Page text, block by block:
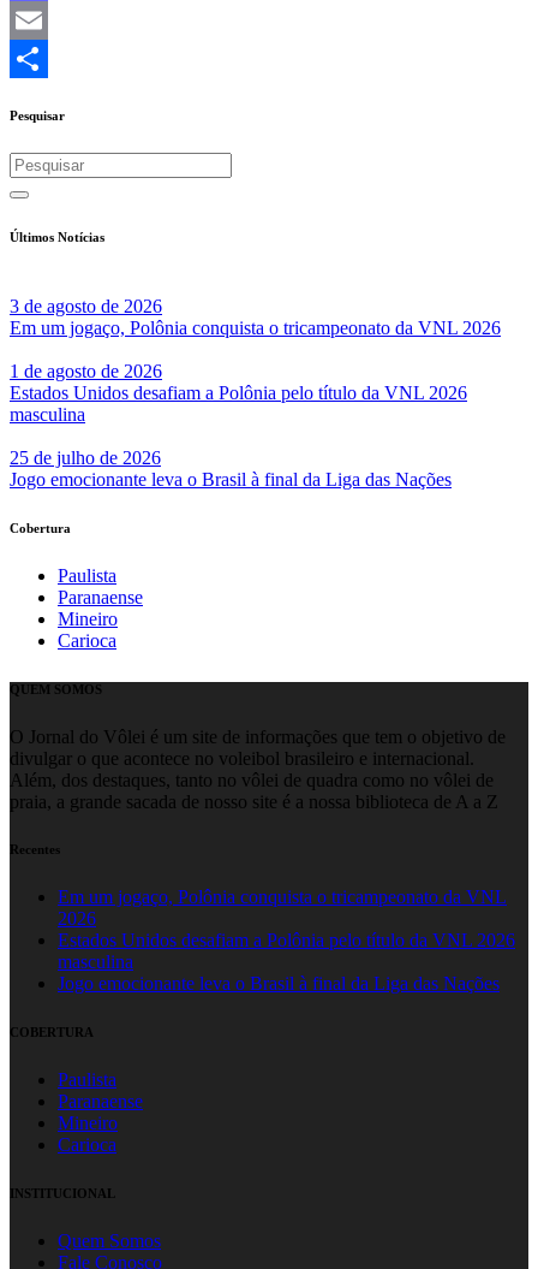
Mastodon
Email
Pesquisar
Últimos Notícias
3 de agosto de 2026
Em um jogaço, Polônia conquista o tricampeonato da VNL 2026
1 de agosto de 2026
Estados Unidos desafiam a Polônia pelo título da VNL 2026
masculina
25 de julho de 2026
Jogo emocionante leva o Brasil à final da Liga das Nações
Cobertura
Paulista
Paranaense
Mineiro
Carioca
QUEM SOMOS
O Jornal do Vôlei é um site de informações que tem o objetivo de
divulgar o que acontece no voleibol brasileiro e internacional.
Além, dos destaques, tanto no vôlei de quadra como no vôlei de
praia, a grande sacada de nosso site é a nossa biblioteca de A a Z
Recentes
Em um jogaço, Polônia conquista o tricampeonato da VNL
2026
Estados Unidos desafiam a Polônia pelo título da VNL 2026
masculina
Jogo emocionante leva o Brasil à final da Liga das Nações
COBERTURA
Paulista
Paranaense
Mineiro
Carioca
INSTITUCIONAL
Quem Somos
Fale Conosco